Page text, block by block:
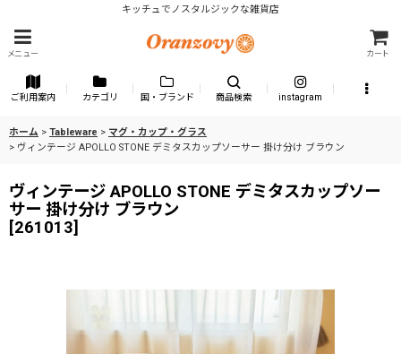
キッチュでノスタルジックな雑貨店
メニュー カート
ご利用案内 カテゴリ 国・ブランド 商品検索 instagram
ホーム > Tableware > マグ・カップ・グラス
> ヴィンテージ APOLLO STONE デミタスカップソーサー 掛け分け ブラウン
ヴィンテージ APOLLO STONE デミタスカップソー
サー 掛け分け ブラウン
[261013]